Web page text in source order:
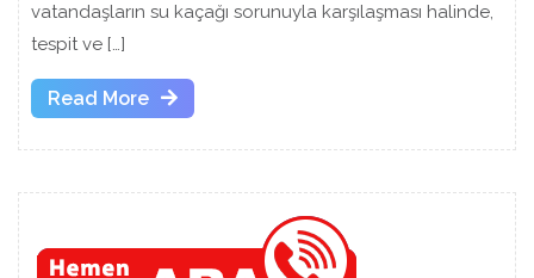
vatandaşların su kaçağı sorunuyla karşılaşması halinde,
tespit ve […]
Read More
Read